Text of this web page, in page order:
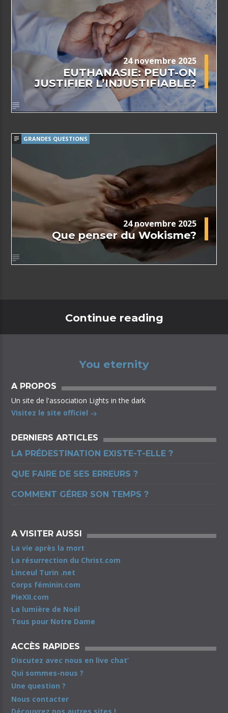
24 novembre 2025
EUTHANASIE: PEUT-ON
JUSTIFIER L’INJUSTIFIABLE?
GRANDES QUESTIONS
24 novembre 2025
Que penser du Wokisme?
Continue reading
You eternity
A PROPOS
Un site de l'association Lights in the dark
Visitez le site officiel
DERNIERS ARTICLES
LA PRÉDESTINATION EXISTE-T-ELLE ?
QUE FAIRE DE SES ERREURS ?
COMMENT GÉRER SON TEMPS ?
A VISITER AUSSI
La vie après la mort
La résurrection du Christ.com
Linceul Turin .net
Corps féminin.com
PieXII.com
La lumière de Noël
Tous pour Notre Dame
ACCÈS RAPIDES
Discutez avec nous en live chat’
Qui sommes-nous ?
Une question ?
Nous contacter